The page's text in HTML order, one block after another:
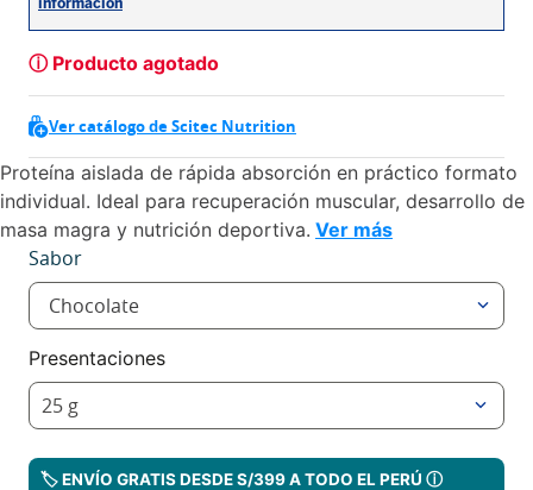
ⓘ Producto agotado
Ver catálogo de Scitec Nutrition
Proteína aislada de rápida absorción en práctico formato
individual. Ideal para recuperación muscular, desarrollo de
masa magra y nutrición deportiva. Ver más
Sabor
Chocolate
Presentaciones
25 g
🏷️ ENVÍO GRATIS DESDE S/399 A TODO EL PERÚ ⓘ